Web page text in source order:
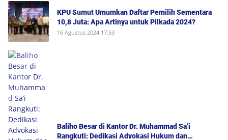
KPU Sumut Umumkan Daftar Pemilih Sementara
10,8 Juta: Apa Artinya untuk Pilkada 2024?
16 Agustus 2024 17:53
Baliho Besar di Kantor Dr. Muhammad Sa’i
Rangkuti: Dedikasi Advokasi Hukum dan